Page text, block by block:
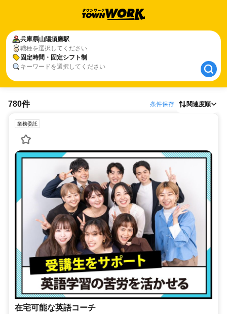
兵庫県山陽須磨駅
職種を選択してください
固定時間・固定シフト制
キーワードを選択してください
兵庫県山陽須磨駅
固定時間・固定シフト制
780件 条件保存 関連度順
業務委託
在宅可能な英語コーチ